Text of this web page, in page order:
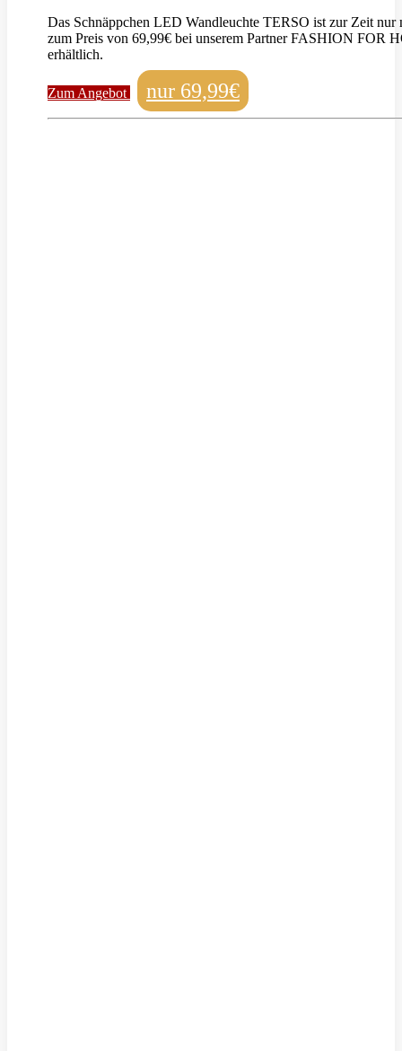
Das Schnäppchen LED Wandleuchte TERSO ist zur Zeit nur
zum Preis von 69,99€ bei unserem Partner FASHION FOR
erhältlich.
Zum Angebot nur 69,99€